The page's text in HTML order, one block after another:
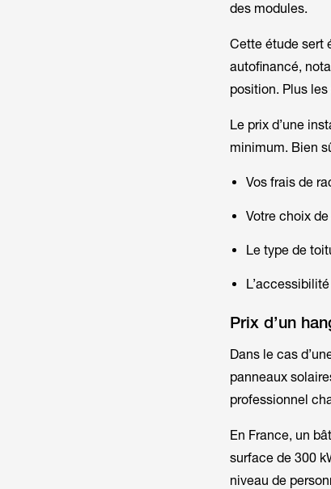
des modules.
Cette étude sert
autofinancé,
position. Plus
Le prix d’une
minimum. Bien
Vos frais de
Votre choix
Le type de
Prix d’un
Dans le cas
panneaux
professionnel
En France, un
surface de 300
niveau de